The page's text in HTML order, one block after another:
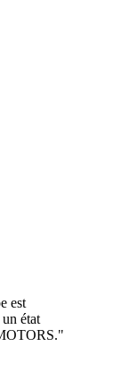
est
état
"